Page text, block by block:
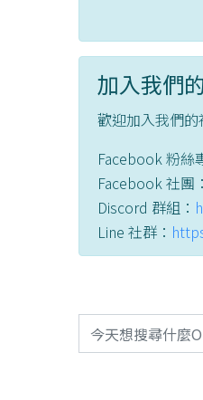
加入我們
歡迎加入我們
Facebook 粉絲
Facebook 社團：
Discord 群組：
Line 社群：